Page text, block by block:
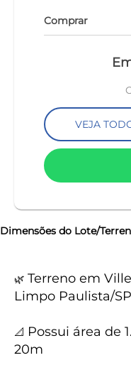
Comprar
VEJA
keyboard_backspace
Dimensões do Lote/
🌿 Terreno em
Limpo Paulista/SP
📐 Possui área de
20m